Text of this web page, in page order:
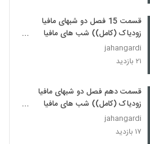
قسمت 15 فصل دو شبهای مافیا
زودیاک (کامل)) شب های مافیا
زودیاک فصل دوم
jahangardi
۲۱ بازدید
قسمت دهم فصل دو شبهای مافیا
زودیاک (کامل)) شب های مافیا
زودیاک فصل دوم
jahangardi
۱۷ بازدید